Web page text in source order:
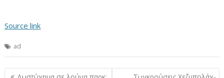
Source link
ad
Πλοήγηση